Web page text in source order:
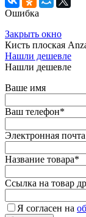
Ошибка
Закрыть окно
Кисть плоская
Нашли дешевле
Нашли дешевле
Ваше имя
Ваш телефон*
Электронная почта
Название товара*
Ссылка на товар
Я согласен на